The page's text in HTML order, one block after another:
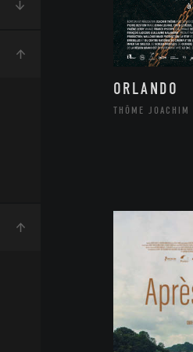
ORLANDO
THÔME JOACHIM